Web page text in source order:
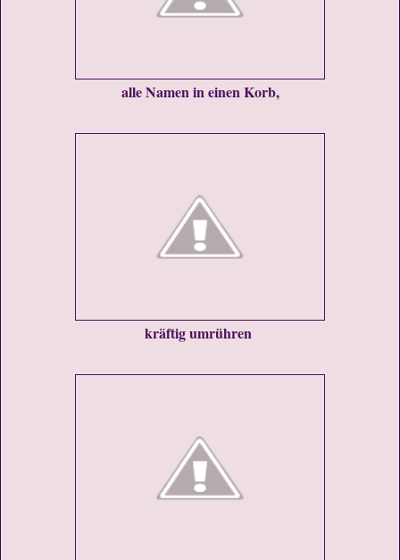
alle Namen in einen Korb,
kräftig umrühren